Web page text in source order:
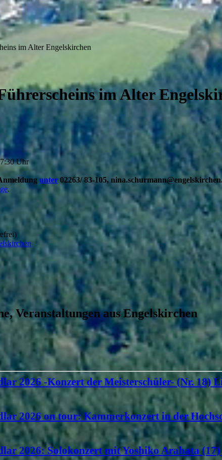
im Alter Engelskirchen
im Alter
Uhr
unter 02263/ 83-105,
.
Veranstaltungen aus Engelskirchen
2026 -Konzert der Meisterschüler- (Nr. 18)
2026 on tour: Kammerkonzert in der
2026: Solokonzert mit Yoshiko Arahata